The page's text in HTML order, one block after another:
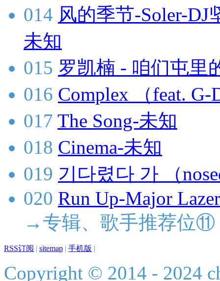
014 风的季节-Soler-
未知
015 罗凯楠 - 咱们屯里
016 Complex （feat.
017 The Song-未知
018 Cinema-未知
019 기다렸다 가 （
020 Run Up-Major
→专辑、歌手推荐位⑪
RSS订阅 | sitemap | 手机版 |
Copyright © 2014 - 2024